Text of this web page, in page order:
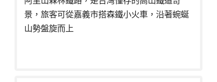
景，旅客可從嘉義市搭森鐵小火車，沿著蜿蜒
山勢盤旋而上